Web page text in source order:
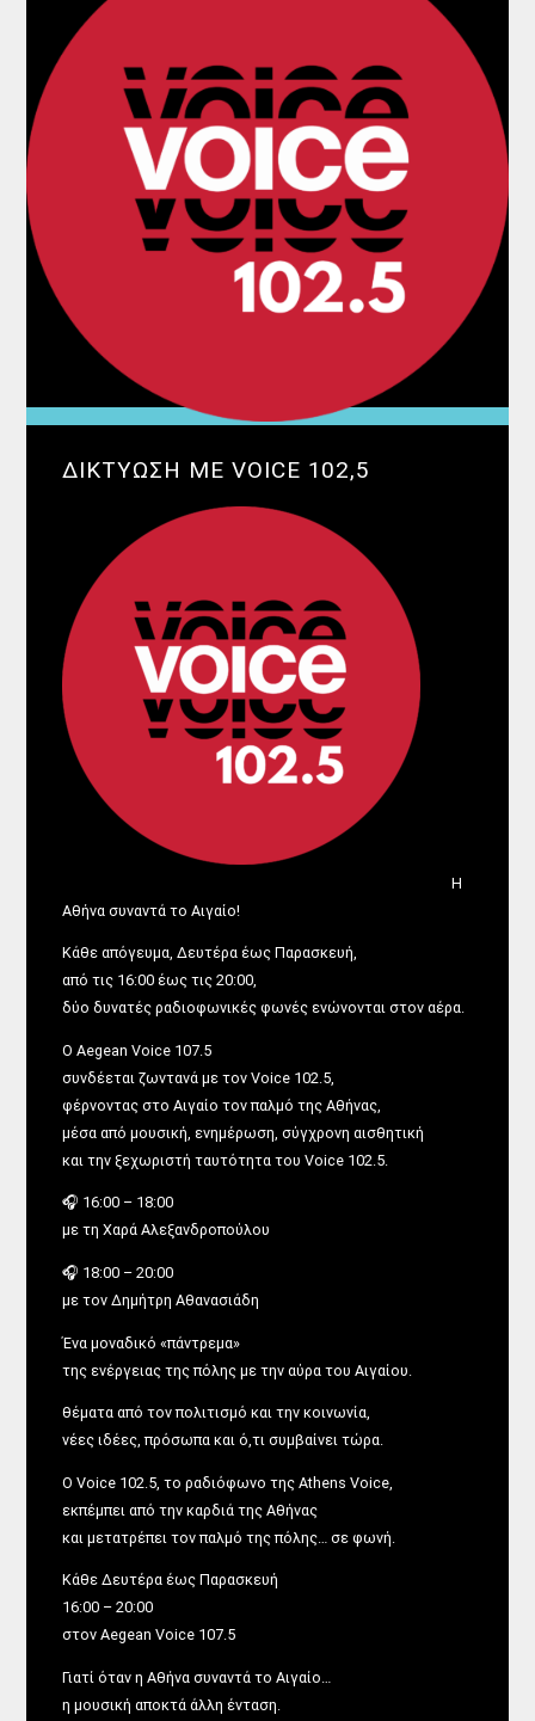
ΔΙΚΤΥΩΣΗ ΜΕ VOICE 102,5
Η
Αθήνα συναντά το Αιγαίο!
Κάθε απόγευμα, Δευτέρα έως Παρασκευή,
από τις 16:00 έως τις 20:00,
δύο δυνατές ραδιοφωνικές φωνές ενώνονται στον αέρα.
Ο Aegean Voice 107.5
συνδέεται ζωντανά με τον Voice 102.5,
φέρνοντας στο Αιγαίο τον παλμό της Αθήνας,
μέσα από μουσική, ενημέρωση, σύγχρονη αισθητική
και την ξεχωριστή ταυτότητα του Voice 102.5.
🎧 16:00 – 18:00
με τη Χαρά Αλεξανδροπούλου
🎧 18:00 – 20:00
με τον Δημήτρη Αθανασιάδη
Ένα μοναδικό «πάντρεμα»
της ενέργειας της πόλης με την αύρα του Αιγαίου.
θέματα από τον πολιτισμό και την κοινωνία,
νέες ιδέες, πρόσωπα και ό,τι συμβαίνει τώρα.
Ο Voice 102.5, το ραδιόφωνο της Athens Voice,
εκπέμπει από την καρδιά της Αθήνας
και μετατρέπει τον παλμό της πόλης… σε φωνή.
Κάθε Δευτέρα έως Παρασκευή
16:00 – 20:00
στον Aegean Voice 107.5
Γιατί όταν η Αθήνα συναντά το Αιγαίο…
η μουσική αποκτά άλλη ένταση.